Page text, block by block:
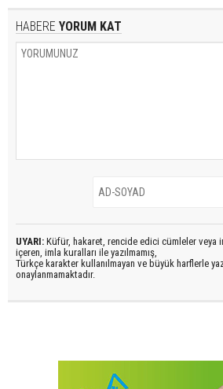
HABERE YORUM KAT
UYARI: Küfür, hakaret, rencide edici cümleler veya
içeren, imla kuralları ile yazılmamış,
Türkçe karakter kullanılmayan ve büyük harflerle
onaylanmamaktadır.